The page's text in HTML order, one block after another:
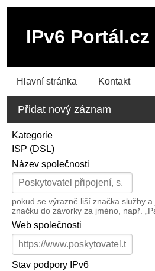
IPv6 Portál.cz
Hlavní stránka Kontakt
Přidat nový záznam
Kategorie
ISP (DSL)
Název společnosti
pokud se výrazně liší značka služby
značku do závorky za jméno, např.
Web společnosti
Stav podpory IPv6